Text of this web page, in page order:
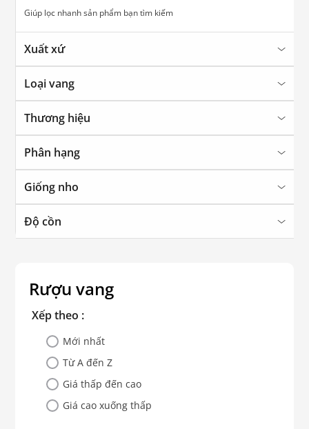
Giúp lọc nhanh sản phẩm bạn tìm kiếm
Xuất xứ
Loại vang
Thương hiệu
Phân hạng
Giống nho
Độ cồn
Rượu vang
Xếp theo :
Mới nhất
Từ A đến Z
Giá thấp đến cao
Giá cao xuống thấp